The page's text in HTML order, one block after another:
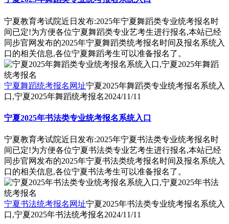
宁夏教育考试院近日发布:2025年宁夏舞蹈类专业统考报名时
间已定!为方便各位宁夏舞蹈类专业艺考生进行报名,本站已经
同步官网发布的2025年宁夏舞蹈类统考报名时间及报名系统入
口的相关信息,各位宁夏舞蹈考生可以准备报名了。
宁夏舞蹈统考报名网址宁夏2025年舞蹈类专业统考报名系统入
口,宁夏2025年舞蹈统考报名2024/11/11
宁夏2025年书法类专业统考报名系统入口
宁夏教育考试院近日发布:2025年宁夏书法类专业统考报名时
间已定!为方便各位宁夏书法类专业艺考生进行报名,本站已经
同步官网发布的2025年宁夏书法类统考报名时间及报名系统入
口的相关信息,各位宁夏书法考生可以准备报名了。
宁夏书法统考报名网址宁夏2025年书法类专业统考报名系统入
口,宁夏2025年书法统考报名2024/11/11